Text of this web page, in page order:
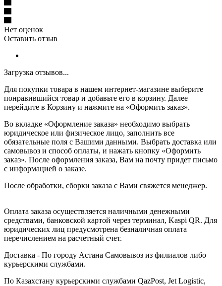
Нет оценок
Оставить отзыв
Загрузка отзывов...
Для покупки товара в нашем интернет-магазине выберите
понравившийся товар и добавьте его в корзину. Далее
перейдите в Корзину и нажмите на «Оформить заказ».
Во вкладке «Оформление заказа» необходимо выбрать
юридическое или физическое лицо, заполнить все
обязательные поля с Вашими данными. Выбрать доставка или
самовывоз и способ оплаты, и нажать кнопку «Оформить
заказ». После оформления заказа, Вам на почту придет письмо
с информацией о заказе.
После обработки, сборки заказа с Вами свяжется менеджер.
Оплата заказа осуществляется наличными денежными
средствами, банковской картой через терминал, Kaspi QR. Для
юридических лиц предусмотрена безналичная оплата
перечислением на расчетный счет.
Доставка - По городу Астана Самовывоз из филиалов либо
курьерскими службами.
По Казахстану курьерскими службами QazPost, Jet Logistic,